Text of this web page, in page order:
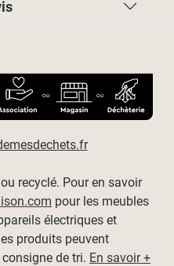
supérieure à la
recyclé. Pour en savoir
pour les meubles
électriques et
produits peuvent
de tri. En savoir +